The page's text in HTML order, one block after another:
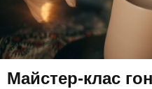
Майстер-клас